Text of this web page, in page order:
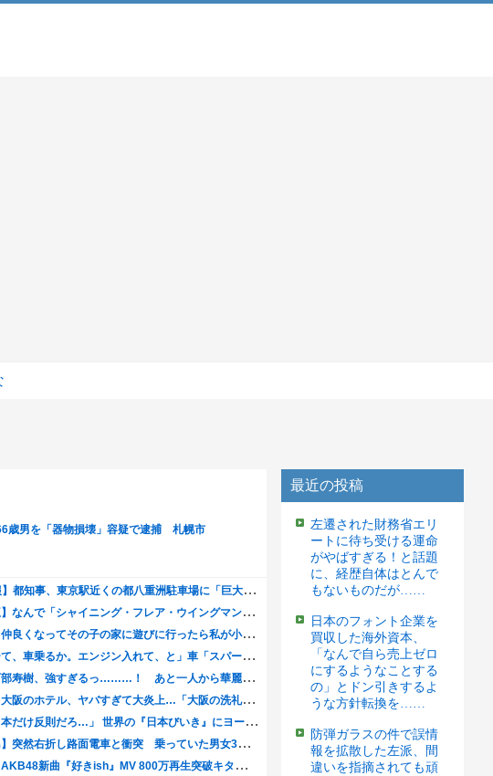
最近の投稿
左遷された財務省エリ
ートに待ち受ける運命
がやばすぎる！と話題
に、経歴自体はとんで
もないものだが……
日本のフォント企業を
買収した海外資本、
「なんで自ら売上ゼロ
にするようなことする
の」とドン引きするよ
うな方針転換を……
防弾ガラスの件で誤情
報を拡散した左派、間
違いを指摘されても頑